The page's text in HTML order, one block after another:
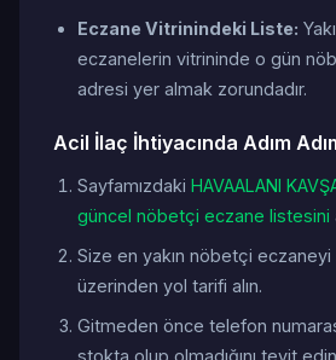
Eczane Vitrinindeki Liste:
eczanelerin vitrininde o gün
adresi yer almak zorundadır.
Acil İlaç İhtiyacında Adım
Sayfamızdaki HAVAALANI
güncel nöbetçi eczane listesini
Size en yakın nöbetçi
üzerinden yol tarifi alın.
Gitmeden önce telefon
stokta olup olmadığını teyit